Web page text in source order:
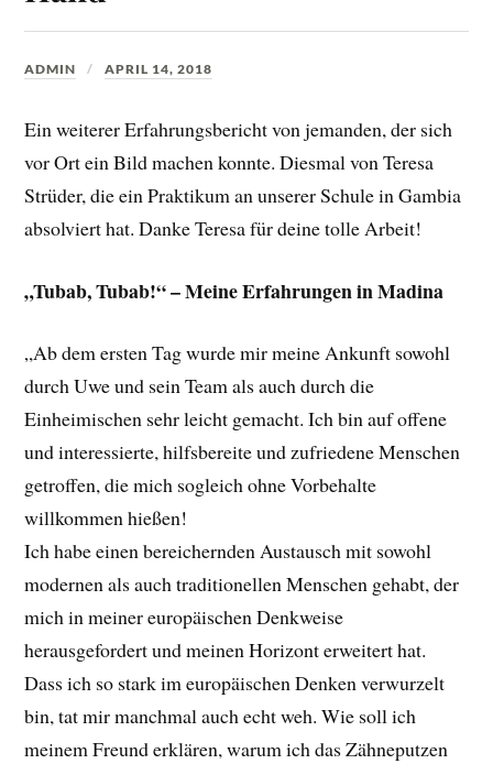
ADMIN APRIL 14, 2018
Ein weiterer Erfahrungsbericht von jemanden, der sich
vor Ort ein Bild machen konnte. Diesmal von Teresa
Strüder, die ein Praktikum an unserer Schule in Gambia
absolviert hat. Danke Teresa für deine tolle Arbeit!
„Tubab, Tubab!“ – Meine Erfahrungen in Madina
„Ab dem ersten Tag wurde mir meine Ankunft sowohl
durch Uwe und sein Team als auch durch die
Einheimischen sehr leicht gemacht. Ich bin auf offene
und interessierte, hilfsbereite und zufriedene Menschen
getroffen, die mich sogleich ohne Vorbehalte
willkommen hießen!
Ich habe einen bereichernden Austausch mit sowohl
modernen als auch traditionellen Menschen gehabt, der
mich in meiner europäischen Denkweise
herausgefordert und meinen Horizont erweitert hat.
Dass ich so stark im europäischen Denken verwurzelt
bin, tat mir manchmal auch echt weh. Wie soll ich
meinem Freund erklären, warum ich das Zähneputzen